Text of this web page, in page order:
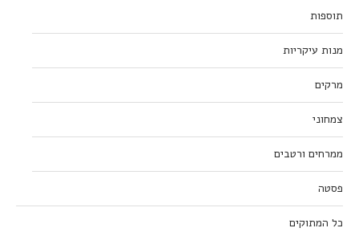
תוספות
מנות עיקריות
מרקים
צמחוני
ממרחים ורטבים
פסטה
כל המתוקים